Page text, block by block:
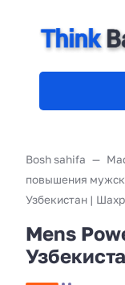
Bosh sahifa
повышения
Узбекистан |
Mens